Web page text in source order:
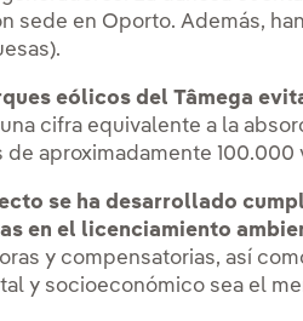
sede en Oporto. Además,
eólicos del Tâmega
una cifra equivalente a la
de aproximadamente 100.000
se ha desarrollado
en el licenciamiento
y compensatorias, así
y socioeconómico sea el